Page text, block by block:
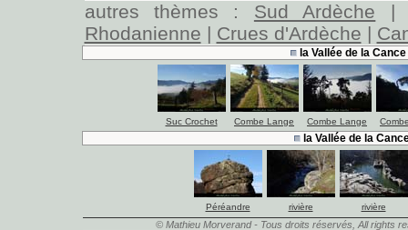
autres thèmes : Sud Ardèche
Rhodanienne | Crues d'Ardèche |
la Vallée de la
Suc Crochet Combe Lange Combe Lange
la Vallée de la
Péréandre rivière rivière
© Mathieu Morverand - Tous droits réservés, All rights